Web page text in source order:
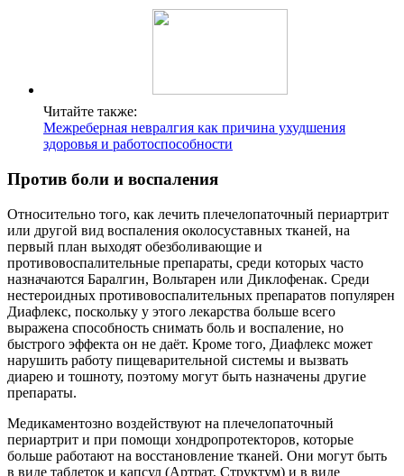
Читайте также:
Межреберная невралгия как причина ухудшения
здоровья и работоспособности
Против боли и воспаления
Относительно того, как лечить плечелопаточный периартрит
или другой вид воспаления околосуставных тканей, на
первый план выходят обезболивающие и
противовоспалительные препараты, среди которых часто
назначаются Баралгин, Вольтарен или Диклофенак. Среди
нестероидных противовоспалительных препаратов популярен
Диафлекс, поскольку у этого лекарства больше всего
выражена способность снимать боль и воспаление, но
быстрого эффекта он не даёт. Кроме того, Диафлекс может
нарушить работу пищеварительной системы и вызвать
диарею и тошноту, поэтому могут быть назначены другие
препараты.
Медикаментозно воздействуют на плечелопаточный
периартрит и при помощи хондропротекторов, которые
больше работают на восстановление тканей. Они могут быть
в виде таблеток и капсул (Артрат, Структум) и в виде